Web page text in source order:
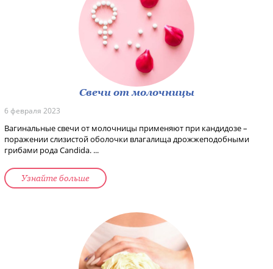
Свечи от молочницы
6 февраля 2023
Вагинальные свечи от молочницы применяют при кандидозе –
поражении слизистой оболочки влагалища дрожжеподобными
грибами рода Candida. ...
Узнайте больше